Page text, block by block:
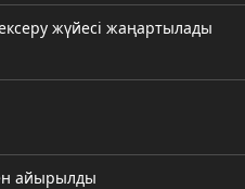
жүйесі жаңартылады
айырылды